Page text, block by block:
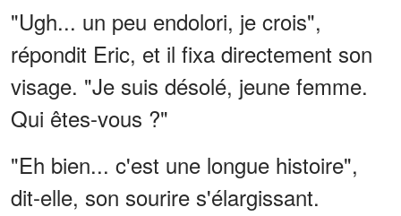
"Ugh... un peu endolori, je crois",
répondit Eric, et il fixa directement son
visage. "Je suis désolé, jeune femme.
Qui êtes-vous ?"
"Eh bien... c'est une longue histoire",
dit-elle, son sourire s'élargissant.